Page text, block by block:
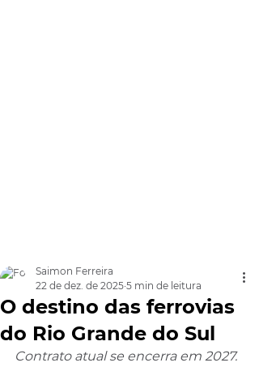
O destino das ferrovias
do Rio Grande do Sul
Saimon Ferreira
22 de dez. de 2025 5 min de leitura
Contrato atual se encerra em 2027.